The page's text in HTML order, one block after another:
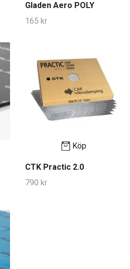
Gladen Aero POLY
165 kr
Köp
CTK Practic 2.0
790 kr